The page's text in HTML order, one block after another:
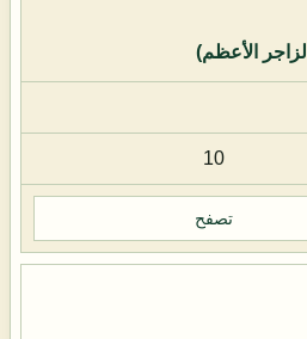
الأعظم)
10
تصفح